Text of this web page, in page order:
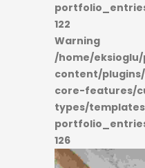
122
Warning
/home/
content/
core-features/
types/
126